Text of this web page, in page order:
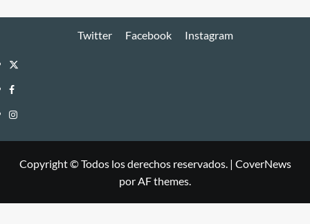
Twitter Facebook Instagram
Twitter
Facebook
Instagram
Copyright © Todos los derechos reservados. | CoverNews
por AF themes.